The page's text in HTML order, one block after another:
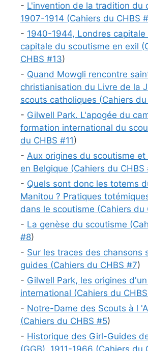
- L'invention de la tradition du
1907-1914 (Cahiers du CHBS #
- 1940-1944, Londres
capitale du scoutisme en exil (
CHBS #13)
- Quand Mowgli rencontre
christianisation du Livre de la
scouts catholiques (Cahiers
- Gilwell Park. L'apogée du
formation international du
du CHBS #11)
- Aux origines du scoutisme
en Belgique (Cahiers du CHBS
- Quels sont donc les totems
Manitou ? Pratiques
dans le scoutisme (Cahiers du
- La genèse du scoutisme (
#8)
- Sur les traces des chansons
guides (Cahiers du CHBS #7)
- Gilwell Park, les origines
international (Cahiers du
- Notre-Dame des Scouts à l
(Cahiers du CHBS #5)
- Historique des Girl-Guides